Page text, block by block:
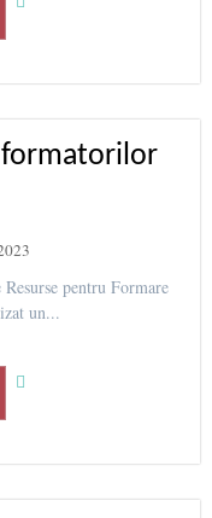
formatorilor
pentru Formare
un...